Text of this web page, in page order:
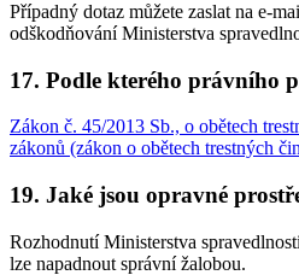
Případný dotaz můžete zaslat na e-
odškodňování Ministerstva
17. Podle kterého právního
Zákon č. 45/2013 Sb., o obětech
zákonů (zákon o obětech trestných
19. Jaké jsou opravné
Rozhodnutí Ministerstva
lze napadnout správní žalobou.